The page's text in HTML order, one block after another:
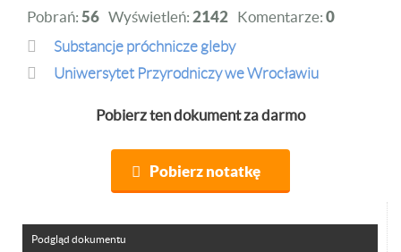
Pobrań: 56 Wyświetleń: 2142 Komentarze: 0
Substancje próchnicze gleby
Uniwersytet Przyrodniczy we Wrocławiu
Pobierz ten dokument za darmo
Pobierz notatkę
Podgląd dokumentu